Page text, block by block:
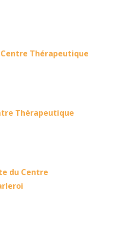
Thérapeutique
Thérapeutique
du Centre